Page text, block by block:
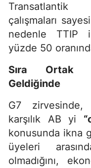
çalışmaları
nedenle TTIP
yüzde 50
Sıra Ortak
Geldiğinde
G7
karşılık AB yi
konusunda ikna
üyeleri
olmadığını,